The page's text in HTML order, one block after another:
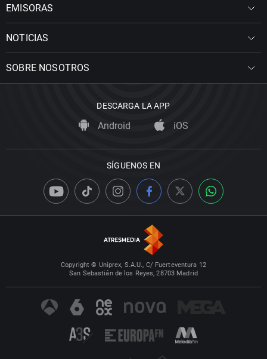
EMISORAS
NOTICIAS
SOBRE NOSOTROS
DESCARGA LA APP
Android iOS
SÍGUENOS EN
Copyright © Uniprex, S.A.U., C/ Fuerteventura 12
San Sebastián de los Reyes, 28703 Madrid